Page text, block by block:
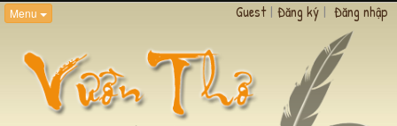
Menu Guest | Đăng ký | Đăng nhập